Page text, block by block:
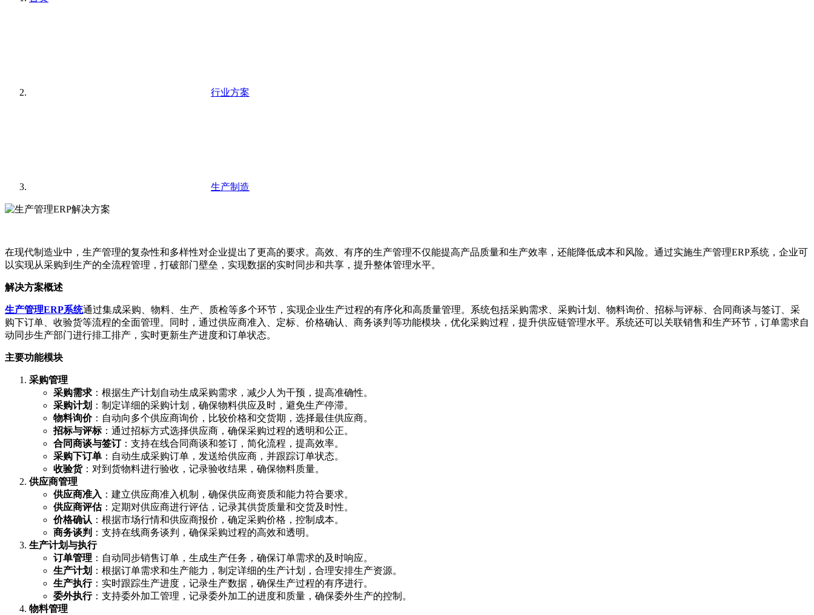
行业方案
生产制造
在现代制造业中，生产管理的复杂性和多样性对企业提出了更高的要求。高效、有序的生产管理不仅能提高产品质量和生产效率，还能降低成本和风险。通过实施生产管理ERP系统，企业可
以实现从采购到生产的全流程管理，打破部门壁垒，实现数据的实时同步和共享，提升整体管理水平。
解决方案概述
生产管理ERP系统通过集成采购、物料、生产、质检等多个环节，实现企业生产过程的有序化和高质量管理。系统包括采购需求、采购计划、物料询价、招标与评标、合同商谈与签订、采
购下订单、收验货等流程的全面管理。同时，通过供应商准入、定标、价格确认、商务谈判等功能模块，优化采购过程，提升供应链管理水平。系统还可以关联销售和生产环节，订单需求自
动同步生产部门进行排工排产，实时更新生产进度和订单状态。
主要功能模块
采购管理
采购需求 ：根据生产计划自动生成采购需求，减少人为干预，提高准确性。
采购计划 ：制定详细的采购计划，确保物料供应及时，避免生产停滞。
物料询价：自动向多个供应商询价，比较价格和交货期，选择最佳供应商。
招标与评标：通过招标方式选择供应商，确保采购过程的透明和公正。
合同商谈与签订：支持在线合同商谈和签订，简化流程，提高效率。
采购下订单 ：自动生成采购订单，发送给供应商，并跟踪订单状态。
收验货：对到货物料进行验收，记录验收结果，确保物料质量。
供应商管理
供应商准入 ：建立供应商准入机制，确保供应商资质和能力符合要求。
供应商评估：定期对供应商进行评估，记录其供货质量和交货及时性。
价格确认 ：根据市场行情和供应商报价，确定采购价格，控制成本。
商务谈判 ：支持在线商务谈判，确保采购过程的高效和透明。
生产计划与执行
订单管理 ：自动同步销售订单，生成生产任务，确保订单需求的及时响应。
生产计划 ：根据订单需求和生产能力，制定详细的生产计划，合理安排生产资源。
生产执行：实时跟踪生产进度，记录生产数据，确保生产过程的有序进行。
委外执行：支持委外加工管理，记录委外加工的进度和质量，确保委外生产的控制。
物料管理